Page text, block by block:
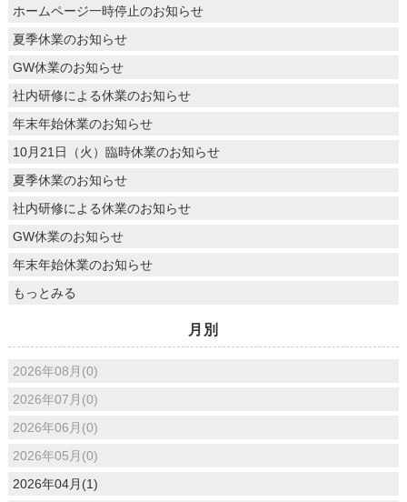
ホームページ一時停止のお知らせ
夏季休業のお知らせ
GW休業のお知らせ
社内研修による休業のお知らせ
年末年始休業のお知らせ
10月21日（火）臨時休業のお知らせ
夏季休業のお知らせ
社内研修による休業のお知らせ
GW休業のお知らせ
年末年始休業のお知らせ
もっとみる
月別
2026年08月(0)
2026年07月(0)
2026年06月(0)
2026年05月(0)
2026年04月(1)